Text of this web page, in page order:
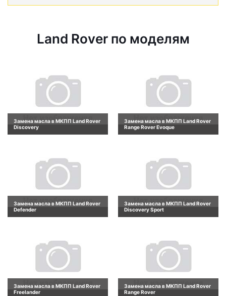
Land Rover по моделям
Замена масла в МКПП Land Rover
Discovery
Замена масла в МКПП Land Rover
Range Rover Evoque
Замена масла в МКПП Land Rover
Defender
Замена масла в МКПП Land Rover
Discovery Sport
Замена масла в МКПП Land Rover
Freelander
Замена масла в МКПП Land Rover
Range Rover